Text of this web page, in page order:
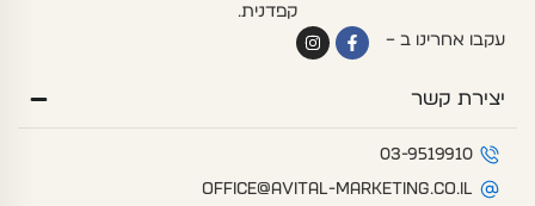
קפדנית.
עקבו אחרינו ב –
F
a
f
I
n
יצירת קשר
03-9519910
office@avital-marketing.co.il